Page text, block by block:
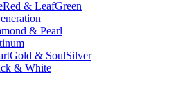
& LeafGreen
& Pearl
& SoulSilver
& White